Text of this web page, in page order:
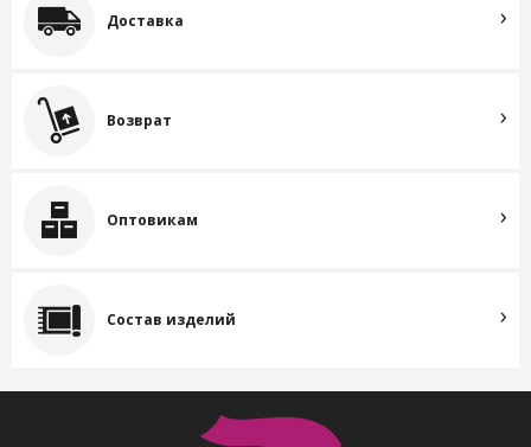
Доставка
Возврат
Оптовикам
Состав изделий